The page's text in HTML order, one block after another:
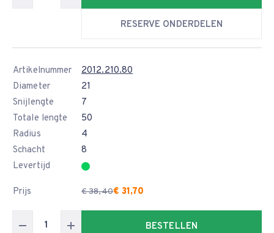
RESERVE ONDERDELEN
Artikelnummer
2012.210.80
Diameter
21
Snijlengte
7
Totale lengte
50
Radius
4
Schacht
8
Levertijd
Prijs € 38,40€ 31,70
BESTELLEN